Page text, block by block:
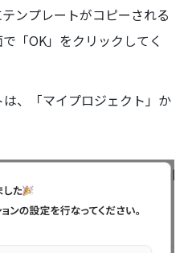
ンプレートがコピーされる
「OK」をクリックしてく
、「マイプロジェクト」か